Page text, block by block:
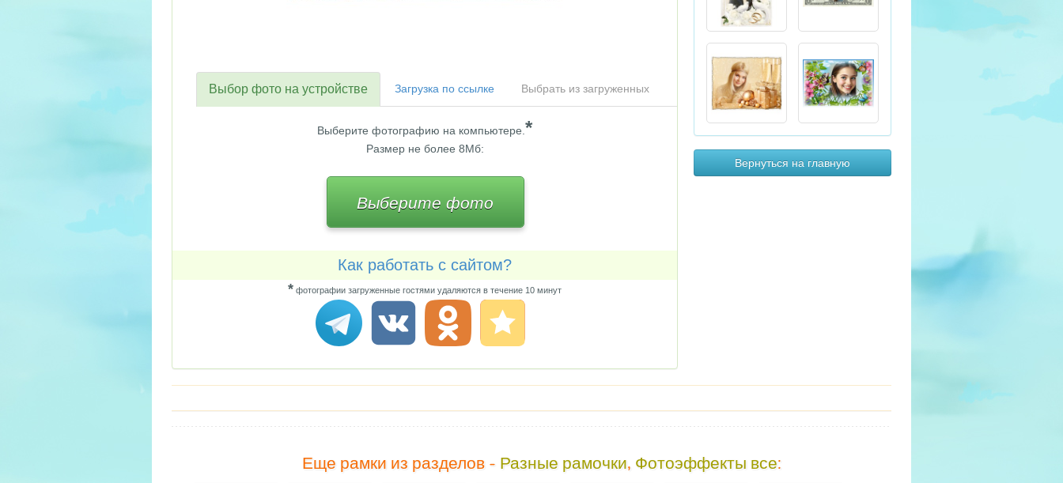
Вернуться на главную
Выбор фото на устройстве Загрузка по ссылке Выбрать из загруженных
Выберите фотографию на компьютере. *
Размер не более 8Мб:
Выберите фото
Как работать с сайтом?
* фотографии загруженные гостями удаляются в течение 10 минут
Еще рамки из разделов - Разные рамочки, Фотоэффекты все: